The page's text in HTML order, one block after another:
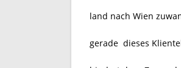
land nach Wien
gerade dieses